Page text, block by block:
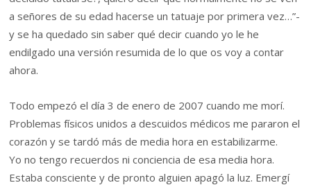
a señores de su edad hacerse un tatuaje por primera vez…”-
y se ha quedado sin saber qué decir cuando yo le he
endilgado una versión resumida de lo que os voy a contar
ahora.
Todo empezó el día 3 de enero de 2007 cuando me morí.
Problemas físicos unidos a descuidos médicos me pararon el
corazón y se tardó más de media hora en estabilizarme.
Yo no tengo recuerdos ni conciencia de esa media hora.
Estaba consciente y de pronto alguien apagó la luz. Emergí